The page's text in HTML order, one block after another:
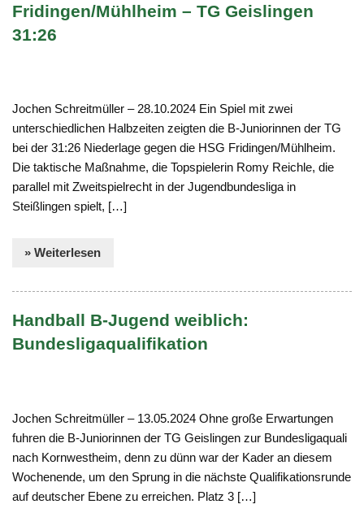
Fridingen/Mühlheim – TG Geislingen
31:26
Jochen Schreitmüller – 28.10.2024 Ein Spiel mit zwei
unterschiedlichen Halbzeiten zeigten die B-Juniorinnen der TG
bei der 31:26 Niederlage gegen die HSG Fridingen/Mühlheim.
Die taktische Maßnahme, die Topspielerin Romy Reichle, die
parallel mit Zweitspielrecht in der Jugendbundesliga in
Steißlingen spielt, […]
» Weiterlesen
Handball B-Jugend weiblich:
Bundesligaqualifikation
Jochen Schreitmüller – 13.05.2024 Ohne große Erwartungen
fuhren die B-Juniorinnen der TG Geislingen zur Bundesligaquali
nach Kornwestheim, denn zu dünn war der Kader an diesem
Wochenende, um den Sprung in die nächste Qualifikationsrunde
auf deutscher Ebene zu erreichen. Platz 3 […]